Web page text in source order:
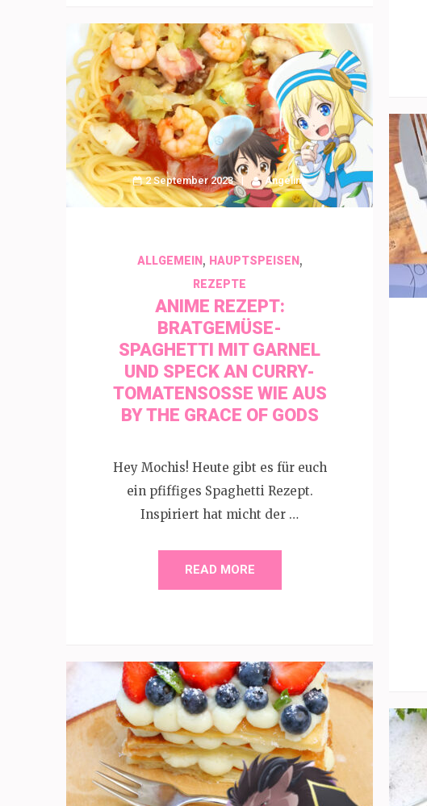
2 September 2023 Angelina
ALLGEMEIN, HAUPTSPEISEN,
REZEPTE
ANIME REZEPT:
BRATGEMÜSE-
SPAGHETTI MIT GARNEL
UND SPECK AN CURRY-
TOMATENSOSSE WIE AUS B
Y THE GRACE OF GODS
Hey Mochis! Heute gibt es für euch
ein pfiffiges Spaghetti Rezept.
Inspiriert hat micht der …
READ MORE